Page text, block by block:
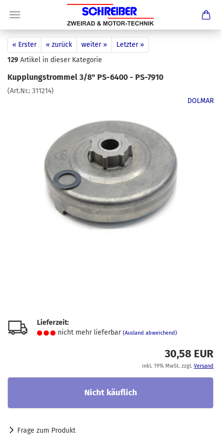
« Erster « zurück weiter »
Letzter »
129 Artikel in dieser Kategorie
Kupplungstrommel 3/8" PS-6400 - PS-7910
(Art.Nr.: 311214)
DOLMAR
Lieferzeit:
nicht mehr lieferbar (Ausland abweichend)
30,58 EUR
inkl. 19% MwSt. zzgl. Versand
Frage zum Produkt